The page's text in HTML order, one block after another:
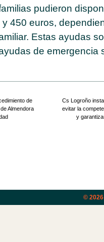
pudieron
450 euros,
Estas ayudas
de emergencia
de
Almendora
Cs Logroño
evitar la
y
©